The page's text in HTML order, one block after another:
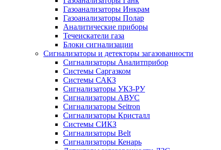
Газоанализаторы Инкрам
Газоанализаторы Полар
Аналитические приборы
Течеискатели газа
Блоки сигнализации
Сигнализаторы и детекторы загазованности
Сигнализаторы Аналитприбор
Системы Саргазком
Системы САКЗ
Сигнализаторы УКЗ-РУ
Сигнализаторы АВУС
Сигнализаторы Seitron
Сигнализаторы Кристалл
Системы СИКЗ
Сигнализаторы Belt
Сигнализаторы Кенарь